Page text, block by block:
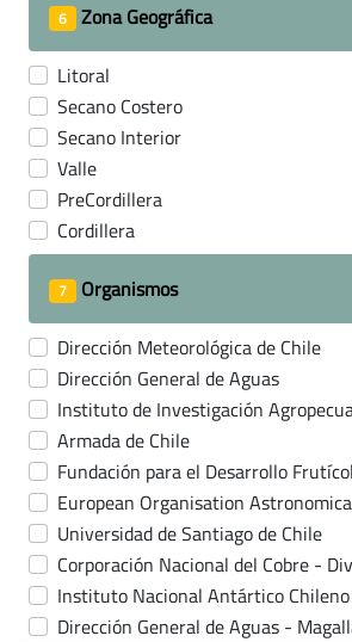
6 Zona Geográfica
Litoral
Secano Costero
Secano Interior
Valle
PreCordillera
Cordillera
7 Organismos
Dirección Meteorológica de Chile
Dirección General de Aguas
Instituto de Investigación
Armada de Chile
Fundación para el Desarrollo
European Organisation
Universidad de Santiago de Chile
Corporación Nacional del Cobre -
Instituto Nacional Antártico Chileno
Dirección General de Aguas -